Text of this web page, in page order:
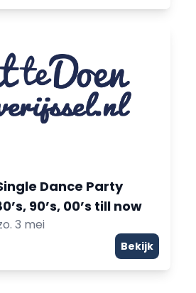
Dance Party
90’s, 00’s till now
3 mei
Bekijk